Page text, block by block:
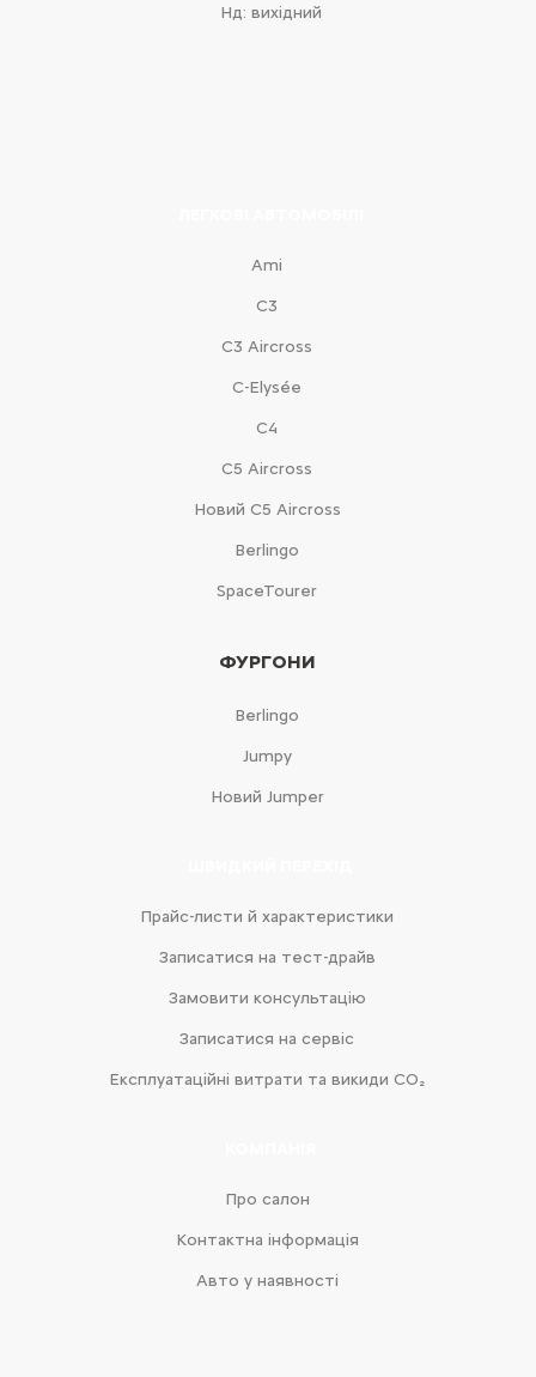
Нд: вихідний
Ami
С3
С3 Aircross
C-Elysée
С4
С5 Aircross
Новий С5 Aircross
Berlingo
SpaceTourer
ФУРГОНИ
Berlingo
Jumpy
Новий Jumper
Прайс-листи й характеристики
Записатися на тест-драйв
Замовити консультацію
Записатися на сервіс
Експлуатаційні витрати та викиди CO₂
Про салон
Контактна інформація
Авто у наявності